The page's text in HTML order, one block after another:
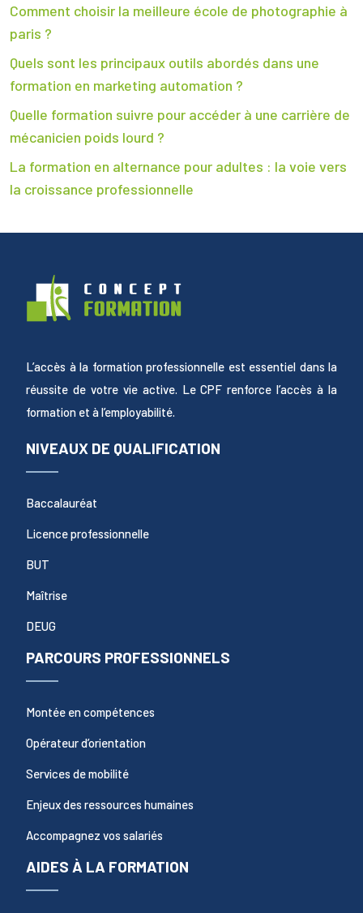
Comment choisir la meilleure école de photographie à
paris ?
Quels sont les principaux outils abordés dans une
formation en marketing automation ?
Quelle formation suivre pour accéder à une carrière de
mécanicien poids lourd ?
La formation en alternance pour adultes : la voie vers
la croissance professionnelle
L’accès à la formation professionnelle est essentiel dans la
réussite de votre vie active. Le CPF renforce l’accès à la
formation et à l’employabilité.
NIVEAUX DE QUALIFICATION
Baccalauréat
Licence professionnelle
BUT
Maîtrise
DEUG
PARCOURS PROFESSIONNELS
Montée en compétences
Opérateur d’orientation
Services de mobilité
Enjeux des ressources humaines
Accompagnez vos salariés
AIDES À LA FORMATION